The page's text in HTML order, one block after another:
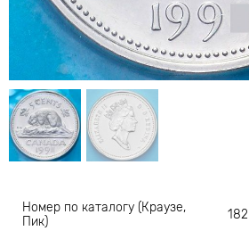
Номер по каталогу (Краузе,
Пик)
182